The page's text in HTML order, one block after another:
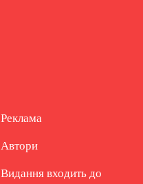
Реклама
Автори
Видання входить до